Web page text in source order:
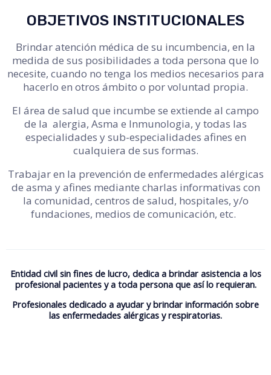
OBJETIVOS INSTITUCIONALES
Brindar atención médica de su incumbencia, en la
medida de sus posibilidades a toda persona que lo
necesite, cuando no tenga los medios necesarios para
hacerlo en otros ámbito o por voluntad propia.
El área de salud que incumbe se extiende al campo
de la alergia, Asma e Inmunologia, y todas las
especialidades y sub-especialidades afines en
cualquiera de sus formas.
Trabajar en la prevención de enfermedades alérgicas
de asma y afines mediante charlas informativas con
la comunidad, centros de salud, hospitales, y/o
fundaciones, medios de comunicación, etc.
Entidad civil sin fines de lucro, dedica a brindar asistencia a los
profesional pacientes y a toda persona que así lo requieran.
Profesionales dedicado a ayudar y brindar información sobre
las enfermedades alérgicas y respiratorias.